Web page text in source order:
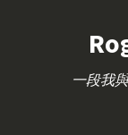
一段我